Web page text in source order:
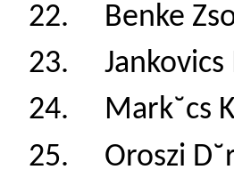
22.
23.
24.
25.